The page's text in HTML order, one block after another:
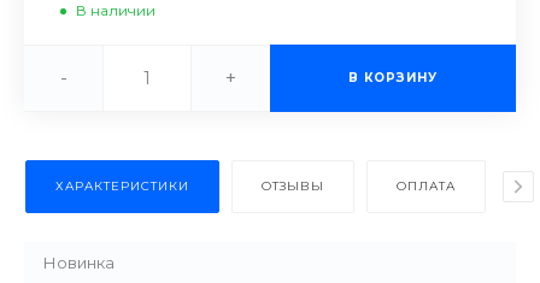
В наличии
- + В КОРЗИНУ
ХАРАКТЕРИСТИКИ ОТЗЫВЫ ОПЛАТА
Новинка